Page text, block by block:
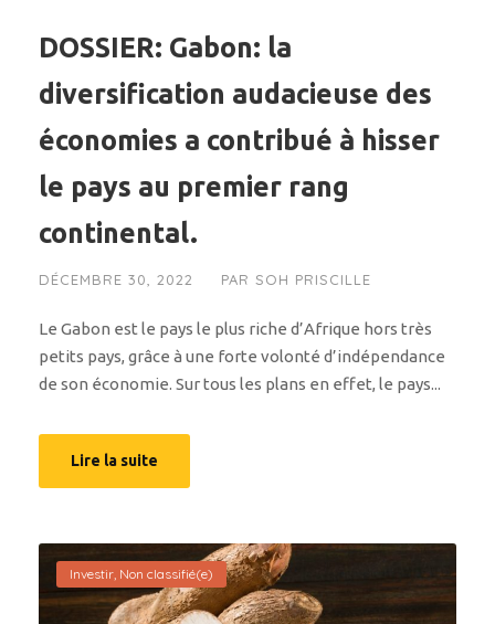
DOSSIER: Gabon: la
diversification audacieuse des
économies a contribué à hisser
le pays au premier rang
continental.
DÉCEMBRE 30, 2022 PAR SOH PRISCILLE
Le Gabon est le pays le plus riche d’Afrique hors très
petits pays, grâce à une forte volonté d’indépendance
de son économie. Sur tous les plans en effet, le pays...
Lire la suite
Investir, Non classifié(e)